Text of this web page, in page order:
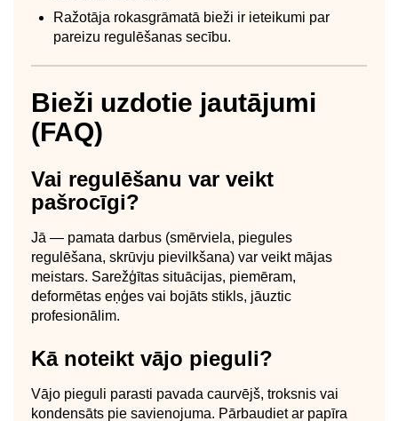
Ražotāja rokasgrāmatā bieži ir ieteikumi par
pareizu regulēšanas secību.
Bieži uzdotie jautājumi
(FAQ)
Vai regulēšanu var veikt
pašrocīgi?
Jā — pamata darbus (smērviela, piegules
regulēšana, skrūvju pievilkšana) var veikt mājas
meistars. Sarežģītas situācijas, piemēram,
deformētas eņģes vai bojāts stikls, jāuztic
profesionālim.
Kā noteikt vājo pieguli?
Vājo pieguli parasti pavada caurvējš, troksnis vai
kondensāts pie savienojuma. Pārbaudiet ar papīra